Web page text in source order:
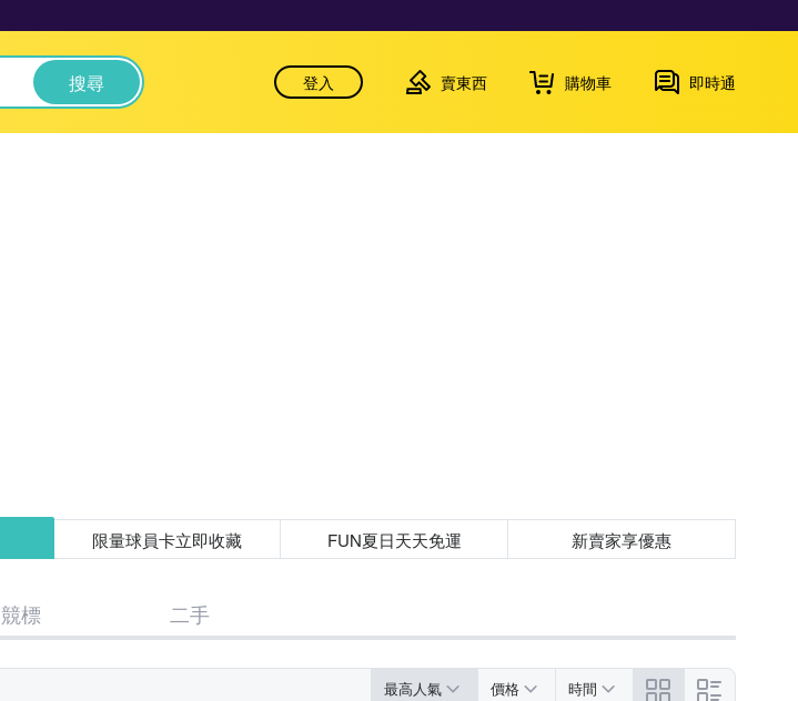
搜尋 登入 賣東西 購物車 即時通
限量球員卡立即收藏 FUN夏日天天免運 新賣家享優惠
競標 二手
最高人氣 價格 時間